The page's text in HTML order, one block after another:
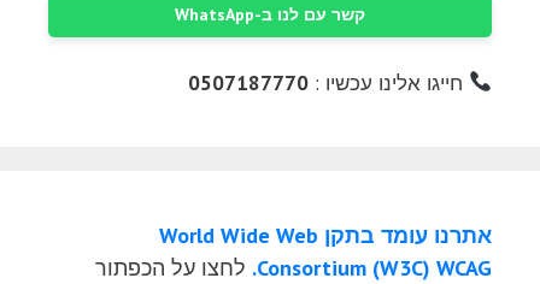
קשר עם לנו ב-WhatsApp
חייגו אלינו עכשיו :0507187770
אתרנו עומד בתקן World Wide Web
Consortium (W3C) WCAG. לחצו על הכפתור